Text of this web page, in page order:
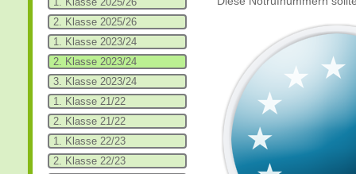
2. Klasse 2025/26
1. Klasse 2023/24
2. Klasse 2023/24
3. Klasse 2023/24
1. Klasse 21/22
2. Klasse 21/22
1. Klasse 22/23
2. Klasse 22/23